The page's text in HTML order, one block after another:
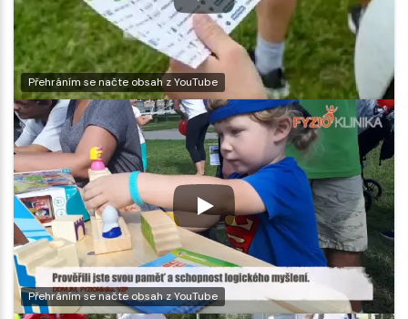
Přehráním se načte obsah z YouTube
Přehráním se načte obsah z YouTube